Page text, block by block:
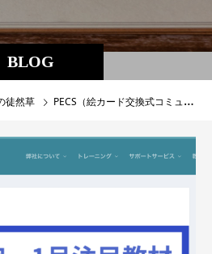
BLOG
徒然草 PECS（絵カード交換式コミュ二ケーションシステム） スタータキットの割引について